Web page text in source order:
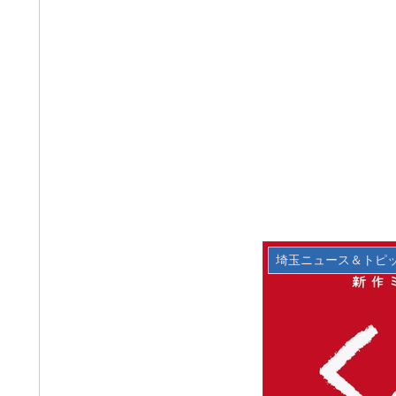
埼玉ニュース＆トピ